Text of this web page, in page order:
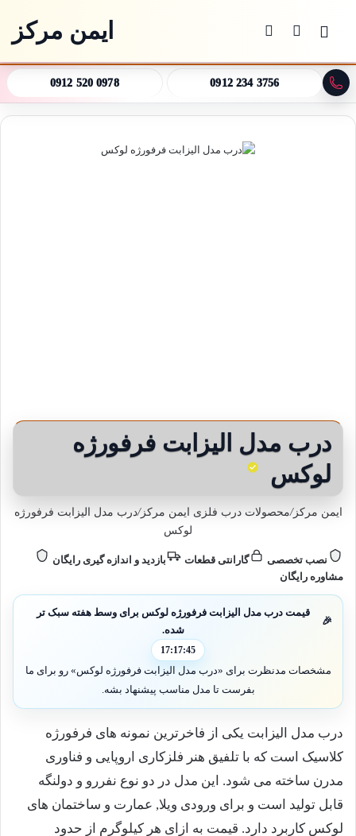
جستجو برای ایمن مرکز
0912 520 0978 0912 234 3756
درب مدل الیزابت فرفورژه
لوکس
ایمن مرکز/محصولات درب فلزی ایمن مرکز/درب مدل الیزابت فرفورژه
لوکس
نصب تخصصی گارانتی قطعات
بازدید و اندازه گیری رایگان
مشاوره رایگان
17:17:44
🎉
قیمت درب مدل الیزابت فرفورژه لوکس برای وسط هفته سبک تر
شده.
مشخصات مدنظرت برای «درب مدل الیزابت فرفورژه لوکس» رو برای ما
بفرست تا مدل مناسب پیشنهاد بشه.
درب مدل الیزابت یکی از فاخرترین نمونه های فرفورژه
کلاسیک است که با تلفیق هنر فلزکاری اروپایی و فناوری
مدرن ساخته می شود. این مدل در دو نوع نفررو و دولنگه
قابل تولید است و برای ورودی ویلا, عمارت و ساختمان های
لوکس کاربرد دارد. قیمت به ازای هر کیلوگرم از حدود